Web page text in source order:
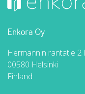
Enkora Oy
Hermannin rantatie 2
00580 Helsinki
Finland